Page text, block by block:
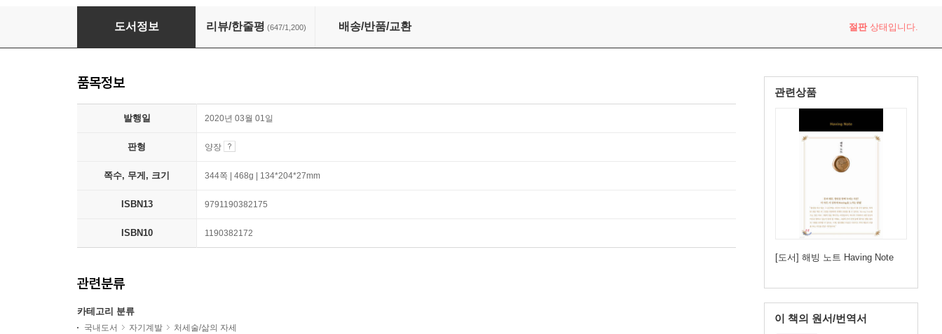
더 해빙 The Having (50만부 기념 리커버 에디션)
도서정보 리뷰/한줄평 (647/1,200) 배송/반품/교환 절판상태입니다.
관련상품
[도서] 해빙 노트 Having Note
이 책의 원서/번역서
품목정보
발행일 2020년 03월 01일
판형 양장
쪽수, 무게, 크기 344쪽 | 468g | 134*204*27mm
ISBN13 9791190382175
ISBN10 1190382172
관련분류
카테고리 분류
국내도서 자기계발 처세술/삶의 자세